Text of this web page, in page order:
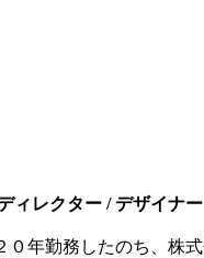
ィレクター / デザイナー
０年勤務したのち、